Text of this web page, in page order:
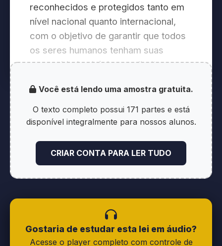
reconhecidos e protegidos tanto em
nível nacional quanto internacional,
com o objetivo de garantir que todos
os seres humanos tenham suas
necessidades básicas e direitos
O Conceito de Dignidade Humana
base dos Direitos Humanos. Trata-se
de um valor essencial que reconhece
o direito de cada ser humano a ser
Segundo Fábio Konder Comparato, a
dignidade é a convicção de que todos
os seres humanos têm direito a ser
Você está lendo uma amostra gratuita.
O texto completo possui 171 partes e está
disponível integralmente para nossos alunos.
CRIAR CONTA PARA LER TUDO
Gostaria de estudar esta lei em áudio?
Acesse o player completo com controle de